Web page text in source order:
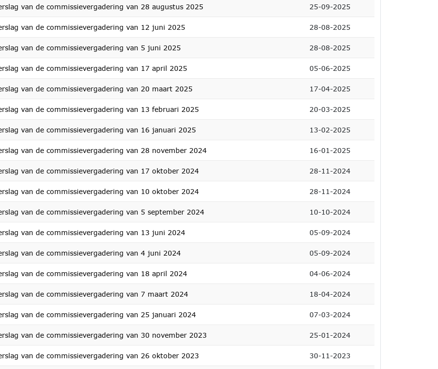
van de commissievergadering van 28 augustus 2025 25-09-2025
van de commissievergadering van 12 juni 2025 28-08-2025
van de commissievergadering van 5 juni 2025 28-08-2025
van de commissievergadering van 17 april 2025 05-06-2025
van de commissievergadering van 20 maart 2025 17-04-2025
van de commissievergadering van 13 februari 2025 20-03-2025
van de commissievergadering van 16 januari 2025 13-02-2025
van de commissievergadering van 28 november 2024 16-01-2025
van de commissievergadering van 17 oktober 2024 28-11-2024
van de commissievergadering van 10 oktober 2024 28-11-2024
van de commissievergadering van 5 september 2024 10-10-2024
van de commissievergadering van 13 juni 2024 05-09-2024
van de commissievergadering van 4 juni 2024 05-09-2024
van de commissievergadering van 18 april 2024 04-06-2024
van de commissievergadering van 7 maart 2024 18-04-2024
van de commissievergadering van 25 januari 2024 07-03-2024
van de commissievergadering van 30 november 2023 25-01-2024
van de commissievergadering van 26 oktober 2023 30-11-2023